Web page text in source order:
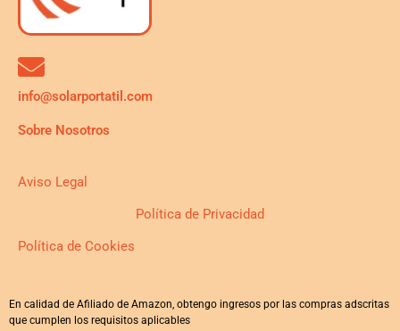
info@solarportatil.com
Sobre Nosotros
Aviso Legal
Política de Privacidad
Política de Cookies
En calidad de Afiliado de Amazon, obtengo ingresos por las compras adscritas
que cumplen los requisitos aplicables